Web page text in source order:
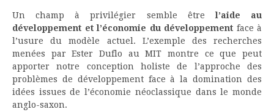
Un champ à privilégier semble êtrel’aide au
développement et l’économie du développement face à
l’usure du modèle actuel. L’exemple des recherches
menées par Ester Duflo au MIT montre ce que peut
apporter notre conception holiste de l’approche des
problèmes de développement face à la domination des
idées issues de l’économie néoclassique dans le monde
anglo-saxon.